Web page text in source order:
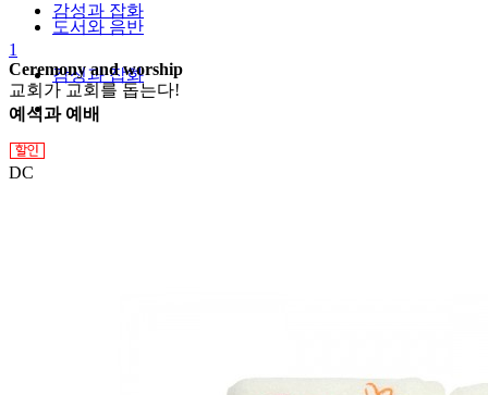
도서와 음반
감성과 잡화
감성과 잡화
1
Ceremony and worship
교회가 교회를 돕는다!
예식과 예배
DC